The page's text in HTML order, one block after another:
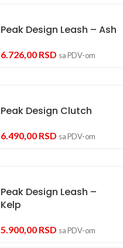
Peak Design Leash – Ash
6.726,00 RSD sa PDV-om
Peak Design Clutch
6.490,00 RSD sa PDV-om
Peak Design Leash –
Kelp
5.900,00 RSD sa PDV-om